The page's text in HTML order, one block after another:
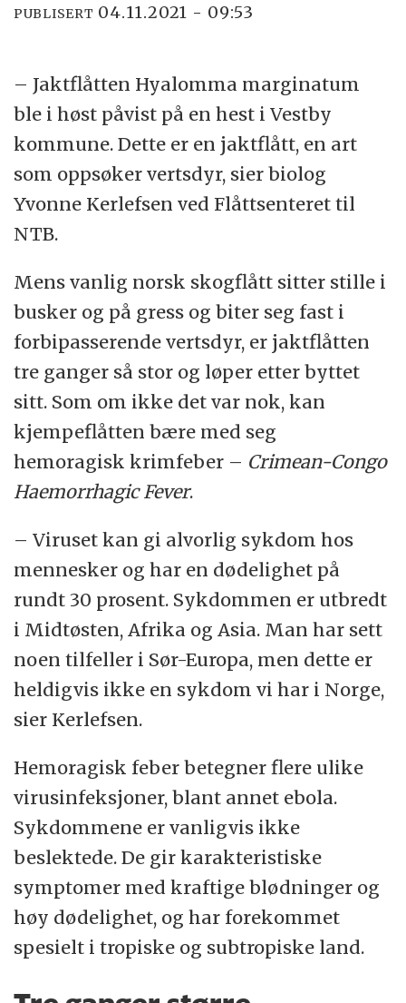
PUBLISERT 04.11.2021 - 09:53
– Jaktflåtten Hyalomma marginatum
ble i høst påvist på en hest i Vestby
kommune. Dette er en jaktflått, en art
som oppsøker vertsdyr, sier biolog
Yvonne Kerlefsen ved Flåttsenteret til
NTB.
Mens vanlig norsk skogflått sitter stille i
busker og på gress og biter seg fast i
forbipasserende vertsdyr, er jaktflåtten
tre ganger så stor og løper etter byttet
sitt. Som om ikke det var nok, kan
kjempeflåtten bære med seg
hemoragisk krimfeber – Crimean-Congo
Haemorrhagic Fever.
– Viruset kan gi alvorlig sykdom hos
mennesker og har en dødelighet på
rundt 30 prosent. Sykdommen er utbredt
i Midtøsten, Afrika og Asia. Man har sett
noen tilfeller i Sør-Europa, men dette er
heldigvis ikke en sykdom vi har i Norge,
sier Kerlefsen.
Hemoragisk feber betegner flere ulike
virusinfeksjoner, blant annet ebola.
Sykdommene er vanligvis ikke
beslektede. De gir karakteristiske
symptomer med kraftige blødninger og
høy dødelighet, og har forekommet
spesielt i tropiske og subtropiske land.